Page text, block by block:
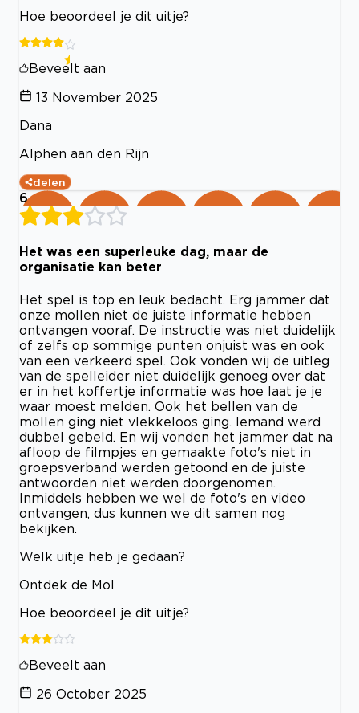
Hoe beoordeel je dit uitje?
Beveelt aan
13 November 2025
Dana
Alphen aan den Rijn
delen
6
Het was een superleuke dag, maar de
organisatie kan beter
Het spel is top en leuk bedacht. Erg jammer dat
onze mollen niet de juiste informatie hebben
ontvangen vooraf. De instructie was niet duidelijk
of zelfs op sommige punten onjuist was en ook
van een verkeerd spel. Ook vonden wij de uitleg
van de spelleider niet duidelijk genoeg over dat
er in het koffertje informatie was hoe laat je je
waar moest melden. Ook het bellen van de
mollen ging niet vlekkeloos ging. Iemand werd
dubbel gebeld. En wij vonden het jammer dat na
afloop de filmpjes en gemaakte foto's niet in
groepsverband werden getoond en de juiste
antwoorden niet werden doorgenomen.
Inmiddels hebben we wel de foto's en video
ontvangen, dus kunnen we dit samen nog
bekijken.
Welk uitje heb je gedaan?
Ontdek de Mol
Hoe beoordeel je dit uitje?
Beveelt aan
26 October 2025